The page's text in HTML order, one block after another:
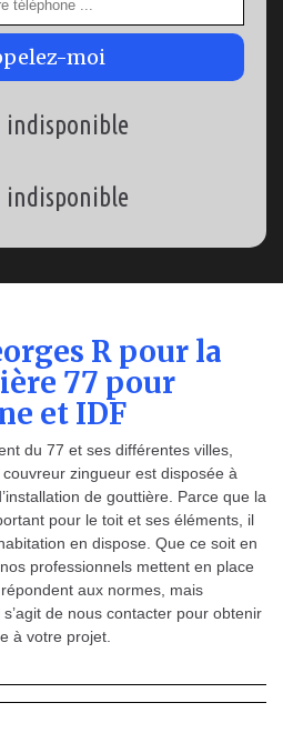
indisponible
indisponible
R pour la
77 pour
et IDF
du 77 et ses différentes villes,
zingueur est disposée à
de gouttière. Parce que la
pour le toit et ses éléments, il
en dispose. Que ce soit en
professionnels mettent en place
aux normes, mais
de nous contacter pour obtenir
à votre projet.